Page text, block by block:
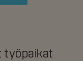
työpaikat